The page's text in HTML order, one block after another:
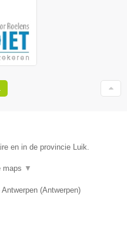
en in de provincie Luik.
maps ▼
Antwerpen (Antwerpen)